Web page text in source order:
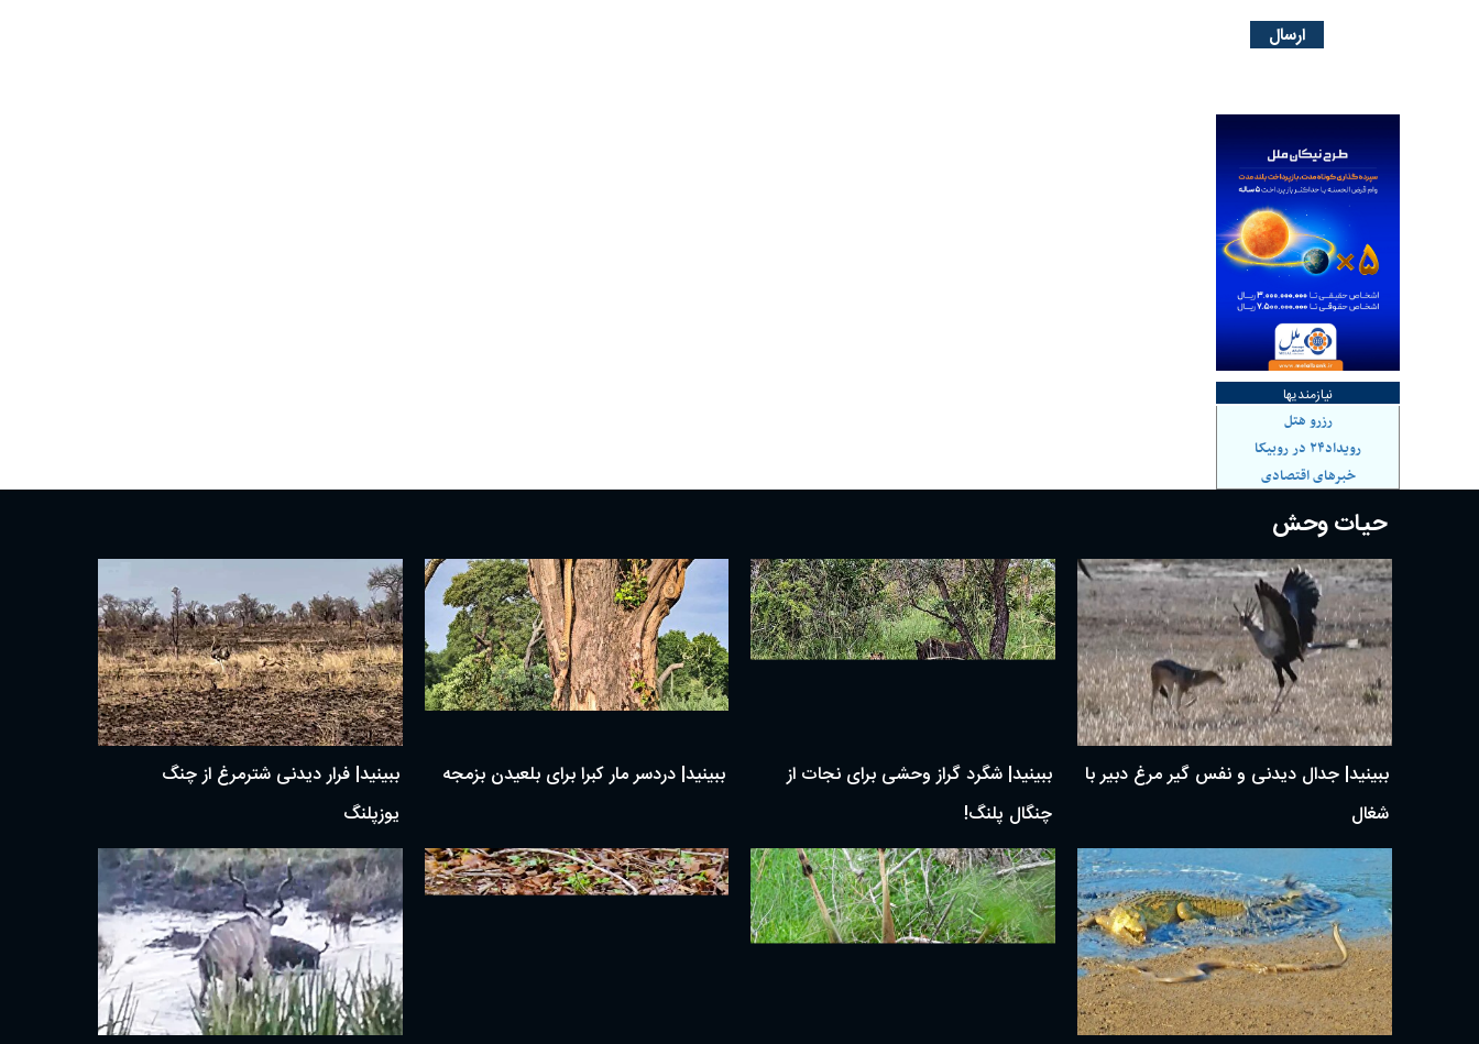
نیازمندیها
رزرو هتل
رویداد۲۴ در روبیکا
خبرهای اقتصادی
حیات وحش
ببینید| جدال دیدنی و نفس گیر مرغ دبیر با
شغال
ببینید| شگرد گراز وحشی برای نجات از
چنگال پلنگ!
ببینید| دردسر مار کبرا برای بلعیدن بزمجه
ببینید| فرار دیدنی شترمرغ از چنگ
یوزپلنگ